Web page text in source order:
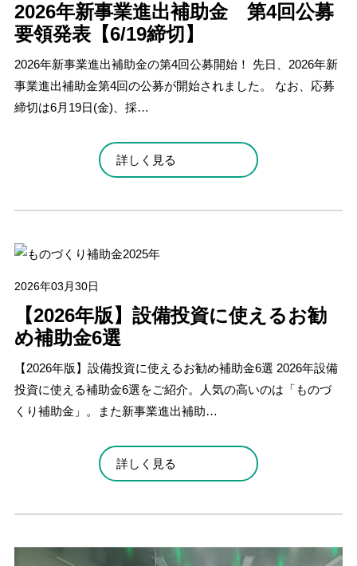
2026年新事業進出補助金 第4回公募
要領発表【6/19締切】
2026年新事業進出補助金の第4回公募開始！ 先日、2026年新
事業進出補助金第4回の公募が開始されました。 なお、応募
締切は6月19日(金)、採…
詳しく見る
2026年03月30日
【2026年版】設備投資に使えるお勧
め補助金6選
【2026年版】設備投資に使えるお勧め補助金6選 2026年設備
投資に使える補助金6選をご紹介。人気の高いのは「ものづ
くり補助金」。また新事業進出補助…
詳しく見る